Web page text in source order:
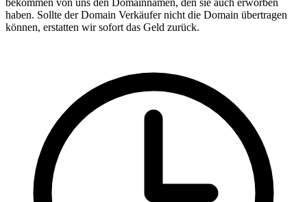
bekommen von uns den Domainnamen, den sie auch erworben
haben. Sollte der Domain Verkäufer nicht die Domain übertragen
können, erstatten wir sofort das Geld zurück.